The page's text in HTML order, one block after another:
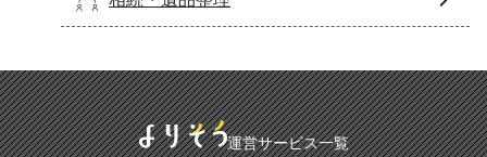
運営サービス一覧